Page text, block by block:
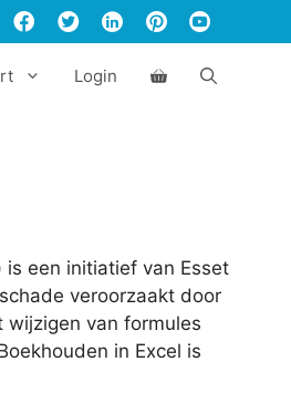
Login
is een initiatief van Esset
veroorzaakt door
wijzigen van formules
in Excel is